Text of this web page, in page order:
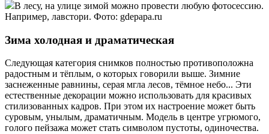
В лесу, на улице зимой можно провести любую фотосессию.
Например, лавстори. Фото: gdepapa.ru
Зима холодная и драматическая
Следующая категория снимков полностью противоположна
радостным и тёплым, о которых говорили выше. Зимние
заснеженные равнины, серая мгла лесов, тёмное небо... Эти
естественные декорации можно использовать для красивых
стилизованных кадров. При этом их настроение может быть
суровым, унылым, драматичным. Модель в центре угрюмого,
голого пейзажа может стать символом пустоты, одиночества.